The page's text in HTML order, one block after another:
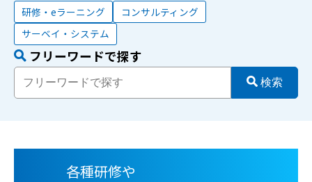
研修・eラーニング
コンサルティング
サーベイ・システム
フリーワードで探す
検索
各種研修や